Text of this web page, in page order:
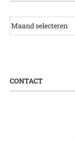
CONTACT